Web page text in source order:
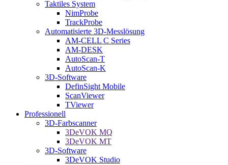
Taktiles System
NimProbe
TrackProbe
Automatisierte 3D-Messlösung
AM-CELL C Series
AM-DESK
AutoScan-T
AutoScan-K
3D-Software
DefinSight Mobile
ScanViewer
TViewer
Professionell
3D-Farbscanner
3DeVOK MQ
3DeVOK MT
3D-Software
3DeVOK Studio